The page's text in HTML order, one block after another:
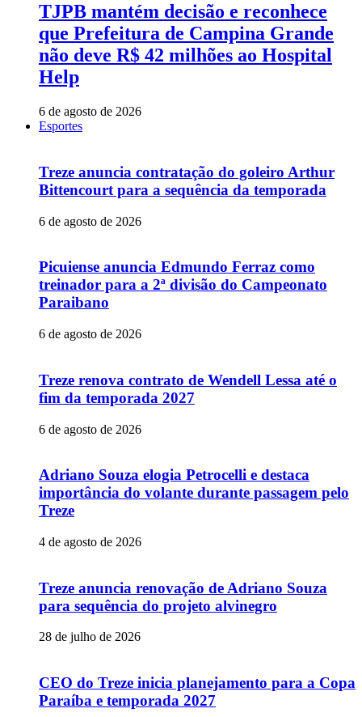
TJPB mantém decisão e reconhece
que Prefeitura de Campina Grande
não deve R$ 42 milhões ao Hospital
Help
6 de agosto de 2026
Esportes
Treze anuncia contratação do goleiro Arthur
Bittencourt para a sequência da temporada
6 de agosto de 2026
Picuiense anuncia Edmundo Ferraz como
treinador para a 2ª divisão do Campeonato
Paraibano
6 de agosto de 2026
Treze renova contrato de Wendell Lessa até o
fim da temporada 2027
6 de agosto de 2026
Adriano Souza elogia Petrocelli e destaca
importância do volante durante passagem pelo
Treze
4 de agosto de 2026
Treze anuncia renovação de Adriano Souza
para sequência do projeto alvinegro
28 de julho de 2026
CEO do Treze inicia planejamento para a Copa
Paraíba e temporada 2027